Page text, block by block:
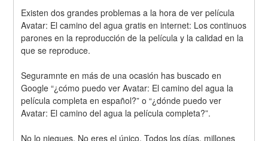
Existen dos grandes problemas a la hora de ver película
Avatar: El camino del agua gratis en internet: Los continuos
parones en la reproducción de la película y la calidad en la
que se reproduce.
Seguramnte en más de una ocasión has buscado en
Google “¿cómo puedo ver Avatar: El camino del agua la
película completa en español?” o “¿dónde puedo ver
Avatar: El camino del agua la película completa?”.
No lo niegues. No eres el único. Todos los días, millones